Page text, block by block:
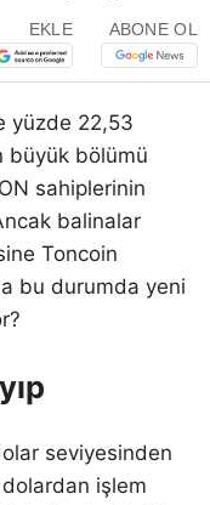
EKLE ABONE OL
yüzde 22,53
büyük bölümü
sahiplerinin
balinalar
Toncoin
bu durumda yeni
seviyesinden
işlem